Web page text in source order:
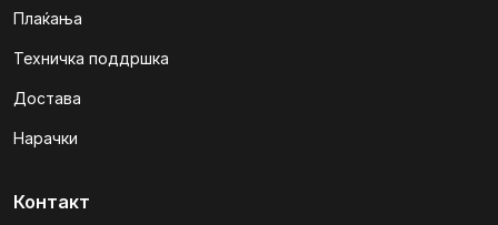
Плаќања
Техничка поддршка
Достава
Нарачки
Контакт